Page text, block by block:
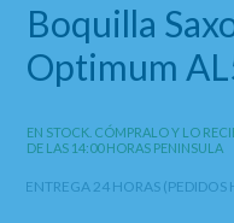
Boquilla
Optimum
EN STOCK. CÓMPRALO Y LO
DE LAS 14:00 HORAS PENINSULA
ENTREGA 24 HORAS (PEDIDOS